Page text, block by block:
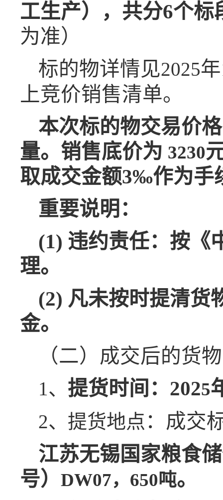
工生产） ， 共分6个标
为准）
标的物详情见2025年
上竞价销售清单。
本次标的物交易价
量。销售底价为 3230
取成交金额3‰作为手
重要说明：
(1) 违约责任：按《
理。
(2) 凡未按时提清货
金。
（二） 成交后的货
1、 提货时间：2025
2、提货地点 ： 成交
江苏无锡国家粮食
号） DW07，650吨。